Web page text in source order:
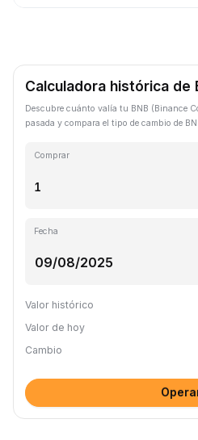
Calculadora histórica de
Descubre cuánto valía tu BNB (Binance
pasada y compara el tipo de cambio de
Comprar
Fecha
Valor histórico
Valor de hoy
Cambio